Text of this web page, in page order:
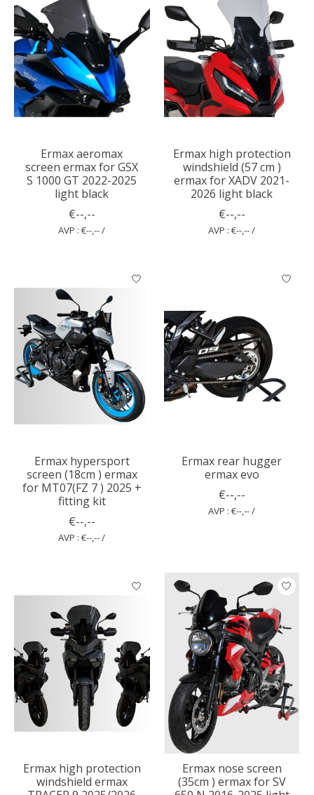
Ermax aeromax
screen ermax for GSX
S 1000 GT 2022-2025
light black
€--,--
AVP : €--,-- /
Ermax high protection
windshield (57 cm )
ermax for XADV 2021-
2026 light black
€--,--
AVP : €--,-- /
Ermax hypersport
screen (18cm ) ermax
for MT07(FZ 7 ) 2025 +
fitting kit
€--,--
AVP : €--,-- /
Ermax rear hugger
ermax evo
€--,--
AVP : €--,-- /
Ermax high protection
windshield ermax
Ermax nose screen
(35cm ) ermax for SV